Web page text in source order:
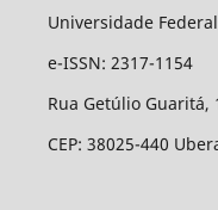
Universidade
e-ISSN: 2317-1154
Rua Getúlio Guaritá,
CEP: 38025-440